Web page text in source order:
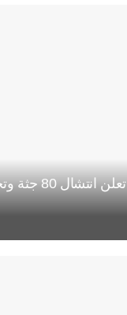
سلطات سبتة